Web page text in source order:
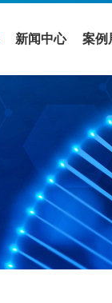
新闻中心
公司新闻
活动展会
行业新闻
分公司新闻
案例
案例
解决